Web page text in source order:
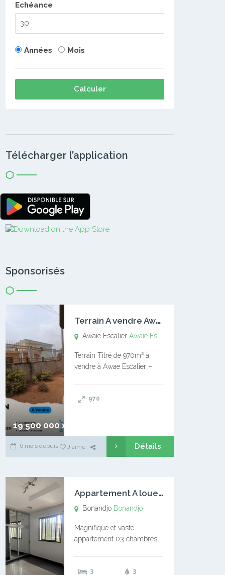
Echéance
Années Mois
Calculer
Télécharger l’application
Sponsorisés
19 500 000 xaf
T
errain A vendre Awaïe Escalier
Awaïe EscalierAwaïe Escalier
Terrain Titré de 970m² à
vendre à Awae Escalier –
l’Université Catholique –
970
6 mois depuis J'aime Détails
A
ppartement A louer Bonandjo
Bonandjo Bonandjo
Magnifique et vaste
appartement 03 chambres
douches 01 vaste salon 01
3
3